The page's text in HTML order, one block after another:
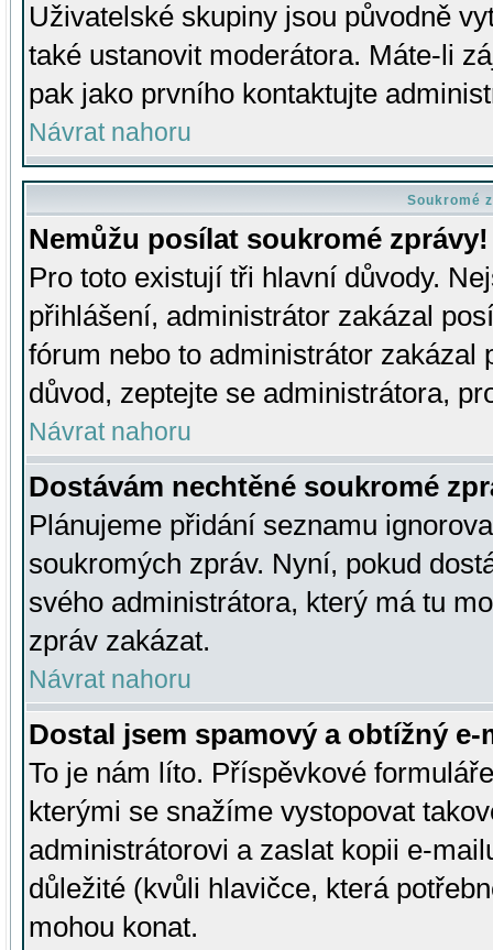
Uživatelské skupiny jsou původně
také ustanovit moderátora. Máte-li
pak jako prvního kontaktujte
Návrat nahoru
Soukromé
Nemůžu posílat soukromé zprávy!
Pro toto existují tři hlavní důvody.
přihlášení, administrátor zakázal
fórum nebo to administrátor zakázal
důvod, zeptejte se administrátora,
Návrat nahoru
Dostávám nechtěné soukromé
Plánujeme přidání seznamu
soukromých zpráv. Nyní, pokud
svého administrátora, který má tu
zpráv zakázat.
Návrat nahoru
Dostal jsem spamový a obtížný
To je nám líto. Příspěvkové
kterými se snažíme vystopovat
administrátorovi a zaslat kopii e-
důležité (kvůli hlavičce, která
mohou konat.